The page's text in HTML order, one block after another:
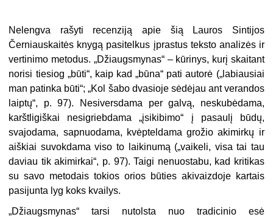
Nelengva rašyti recenziją apie šią Lauros Sintijos
Černiauskaitės knygą pasitelkus įprastus teksto analizės ir
vertinimo metodus. „Džiaugsmynas“ – kūrinys, kurį skaitant
norisi tiesiog „būti“, kaip kad „būna“ pati autorė („labiausiai
man patinka būti“; „Kol šabo dvasioje sėdėjau ant verandos
laiptų“, p. 97). Nesiversdama per galvą, neskubėdama,
karštligiškai nesigriebdama „įsikibimo“ į pasaulį būdų,
svajodama, sapnuodama, kvėpteldama grožio akimirkų ir
aiškiai suvokdama viso to laikinumą („vaikeli, visa tai tau
daviau tik akimirkai“, p. 97). Taigi nenuostabu, kad kritikas
su savo metodais tokios orios būties akivaizdoje kartais
pasijunta lyg koks kvailys.
„Džiaugsmynas“ tarsi nutolsta nuo tradicinio esė